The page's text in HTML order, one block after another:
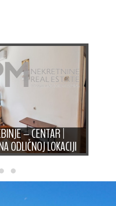
– CENTAR |
ODLIČNOJ LOKACIJI